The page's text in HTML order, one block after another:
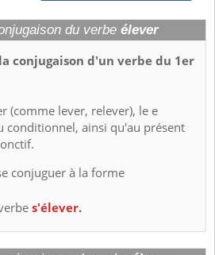
du verbe élever
conjugaison d'un verbe du 1er
(comme lever, relever), le e
conditionnel, ainsi qu'au présent
conjuguer à la forme
s'élever.